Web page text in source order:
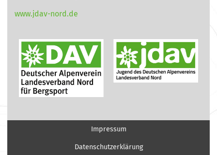
www.jdav-nord.de
Impressum
Datenschutzerklärung